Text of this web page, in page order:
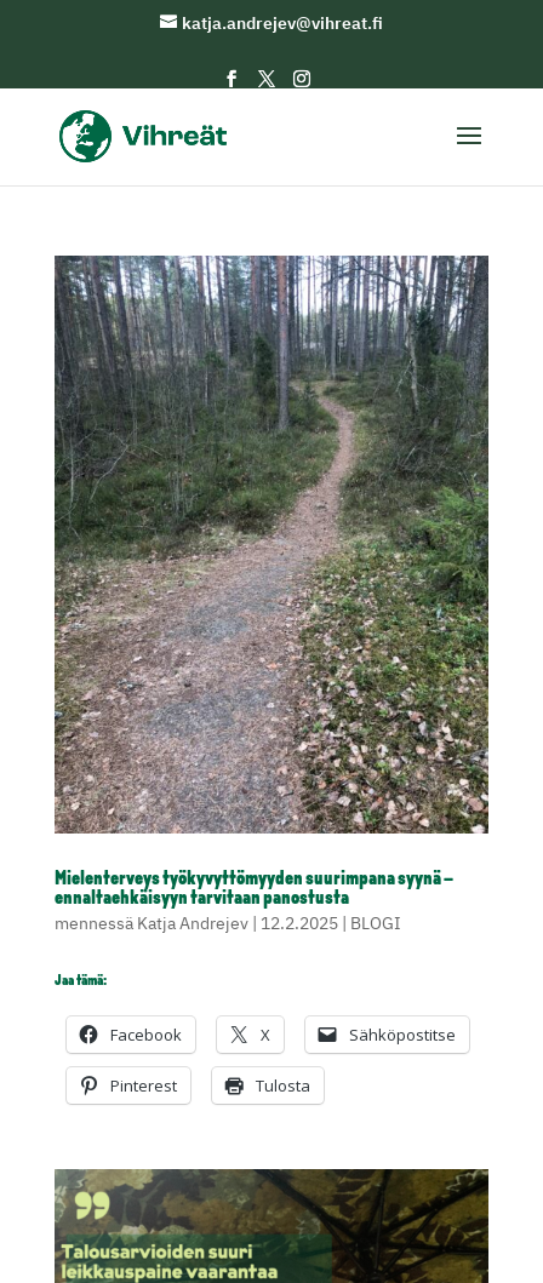
katja.andrejev@vihreat.fi
Mielenterveys työkyvyttömyyden suurimpana syynä –
ennaltaehkäisyyn tarvitaan panostusta
mennessä Katja Andrejev| 12.2.2025| BLOGI
Jaa tämä:
Facebook X Sähköpostitse
Pinterest Tulosta